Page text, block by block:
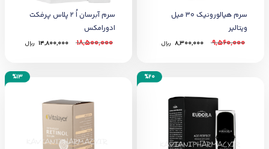
سرم هیالورونیک 30 میل
ویتالیر
9,560,000
8,300,000 ﷼
سرم آبرسان اُ 2 پلاس پرفکت
ادورامکس
18,500,000
14,800,000 ﷼
%20
%13